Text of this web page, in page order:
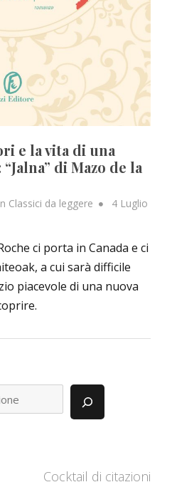
e la vita di una
di Mazo de la
Classici da leggere
Posted
4 Luglio
ci porta in Canada e ci
a cui sarà difficile
piacevole di una nuova
Cocktail di citazioni